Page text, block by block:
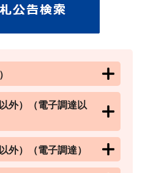
外）（電子調達以
外）（電子調達）